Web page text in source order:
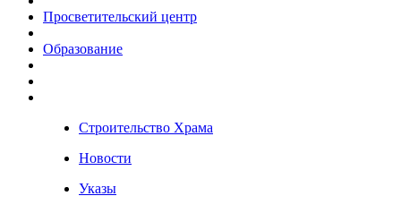
Просветительский центр
Образование
Строительство Храма
Новости
Указы